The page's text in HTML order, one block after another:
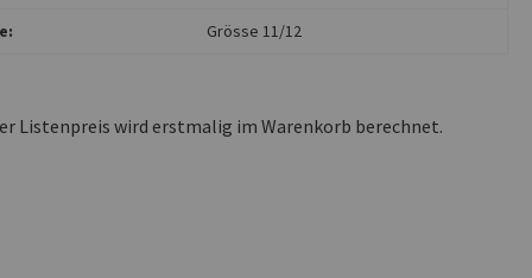
Grösse 11/12
Listenpreis wird erstmalig im Warenkorb berechnet.